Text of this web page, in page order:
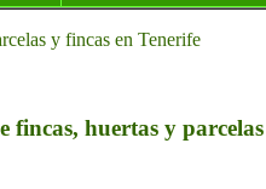
y fincas en Tenerife
huertas y